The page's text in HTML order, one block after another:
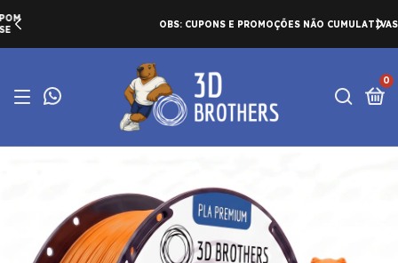
OBS: CUPONS E PROMOÇÕES NÃO CUMULATIVAS
0